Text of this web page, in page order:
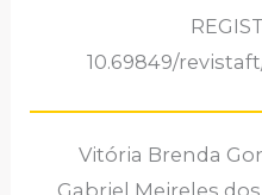
10.69849/
Vitória Brenda
Gabriel Meireles